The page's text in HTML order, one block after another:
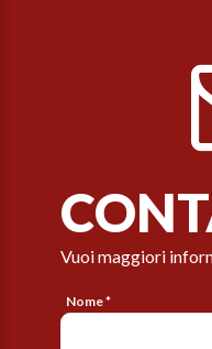
Vuoi maggiori
Nome *